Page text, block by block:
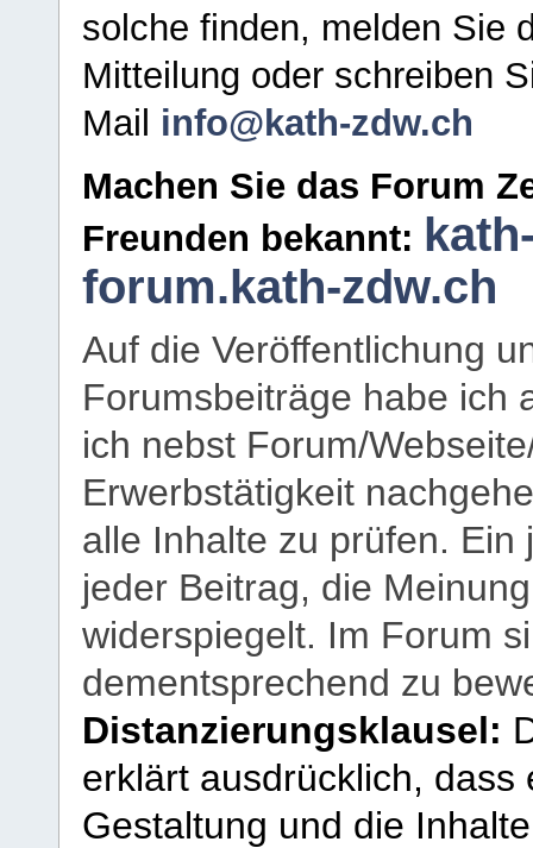
solche finden, melden Sie
Mitteilung oder schreiben
Mail info@kath-zdw.ch
Machen Sie das Forum
Freunden bekannt:
forum.kath-zdw.ch
Auf die Veröffentlichung
Forumsbeiträge habe ich
ich nebst Forum/
Erwerbstätigkeit
alle Inhalte zu prüfen.
jeder Beitrag, die
widerspiegelt. Im Forum
dementsprechend zu
Distanzierungsklausel:
erklärt ausdrücklich,
Gestaltung und die